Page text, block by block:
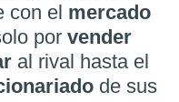
con el mercado
por vender
al rival hasta el
de sus